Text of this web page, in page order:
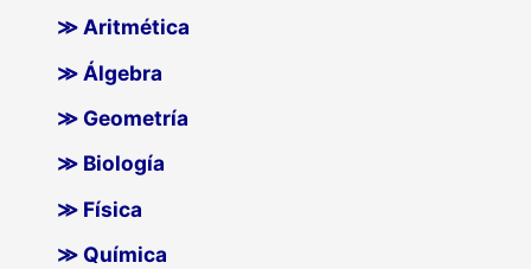
≫ Aritmética
≫ Álgebra
≫ Geometría
≫ Biología
≫ Física
≫ Química